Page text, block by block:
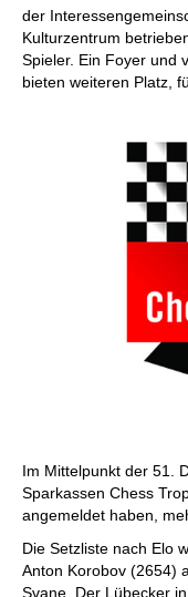
der
Kulturzentrum
Spieler. Ein Foyer und
bieten weiteren Platz,
Im Mittelpunkt der 51.
Sparkassen Chess
angemeldet haben,
Die Setzliste nach Elo
Anton Korobov (2654)
Svane. Der Lübecker